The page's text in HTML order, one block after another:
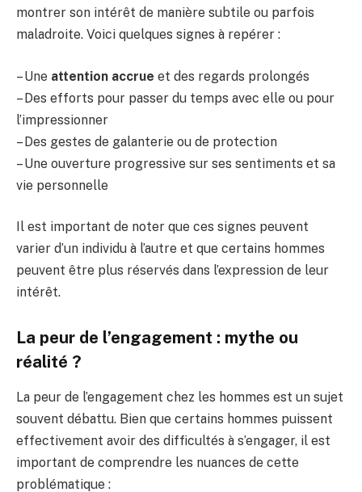
montrer son intérêt de manière subtile ou parfois
maladroite. Voici quelques signes à repérer :
– Une attention accrue et des regards prolongés
– Des efforts pour passer du temps avec elle ou pour
l’impressionner
– Des gestes de galanterie ou de protection
– Une ouverture progressive sur ses sentiments et sa
vie personnelle
Il est important de noter que ces signes peuvent
varier d’un individu à l’autre et que certains hommes
peuvent être plus réservés dans l’expression de leur
intérêt.
La peur de l’engagement : mythe ou
réalité ?
La peur de l’engagement chez les hommes est un sujet
souvent débattu. Bien que certains hommes puissent
effectivement avoir des difficultés à s’engager, il est
important de comprendre les nuances de cette
problématique :